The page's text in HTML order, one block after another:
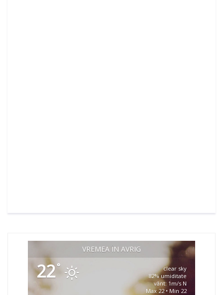
VREMEA ÎN AVRIG
22°
clear sky
82% umiditate
vânt: 1m/s N
Max 22 • Min 22